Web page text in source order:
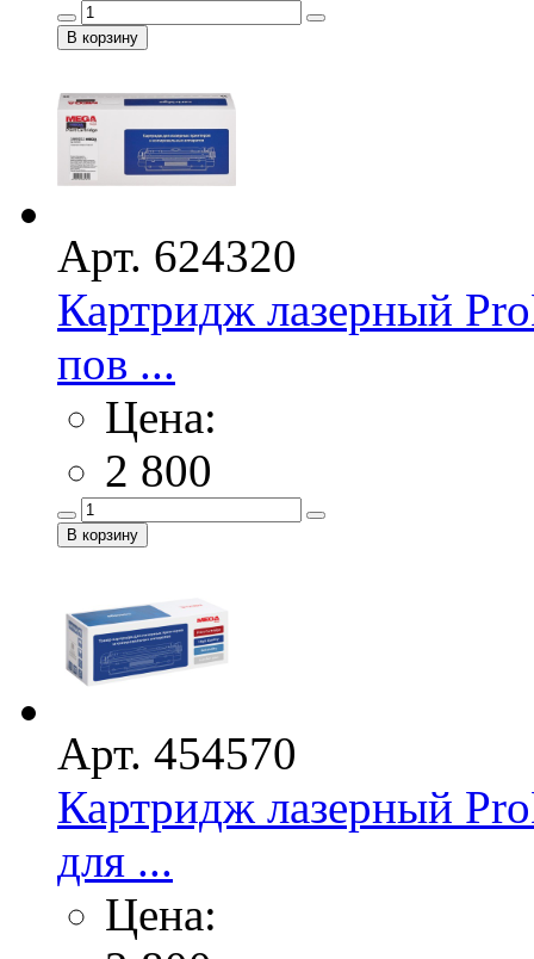
Арт. 624320
Картридж лазерный
пов ...
Цена:
2 800
Арт. 454570
Картридж лазерный
для ...
Цена: